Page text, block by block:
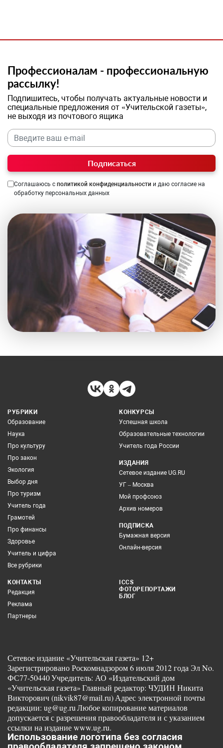
Профессионалам - профессиональную
рассылку!
Подпишитесь, чтобы получать актуальные новости и
специальные предложения от «Учительской газеты»,
не выходя из почтового ящика
Подписаться
Соглашаюсь с политикой конфиденциальности и даю согласие на
обработку персональных данных
РУБРИКИ
Образование
Наука
Про культуру
Про закон
Экология
Выбор дня
Про туризм
Учитель года
Грамотей
Про финансы
Здоровье
Учитель и цифра
Все рубрики
КОНКУРСЫ
Успешная школа
Образовательные технологии
Учитель года России
ИЗДАНИЯ
Сетевое издание UG.RU
УГ – Москва
Мой профсоюз
Архив номеров
ПОДПИСКА
Бумажная версия
Онлайн-версия
КОНТАКТЫ
Редакция
Реклама
Партнеры
ICCS
ФОТОРЕПОРТАЖИ
БЛОГ
Сетевое издание «Учительская газета» 12+
Зарегистрировано Роскомнадзором 6 июля 2012 года Эл No.
ФС77-50440Учредитель: АО «Издательский дом
«Учительская газета»Главный редактор: ЧУДИН Никита
Викторович (nikvik87@mail.ru)Адрес электронной почты
редакции: ug@ug.ruЛюбое копирование материалов
допускается с разрешения правообладателя и с указанием
ссылки на издание www.ug.ru.
Использование логотипа без согласия